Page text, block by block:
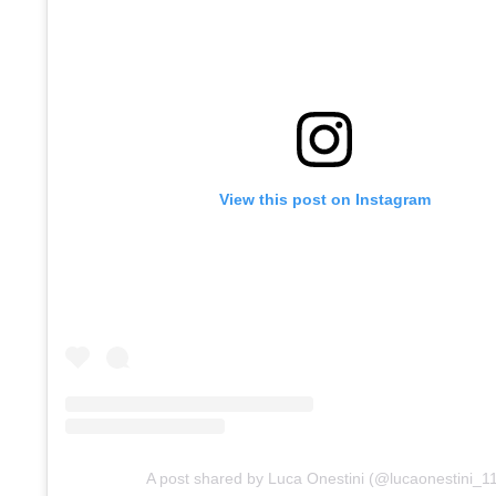
View this post on Instagram
A post shared by Luca Onestini